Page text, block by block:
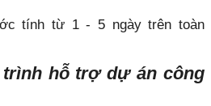
tính từ 1 - 5 ngày trên toàn
hỗ trợ dự án công